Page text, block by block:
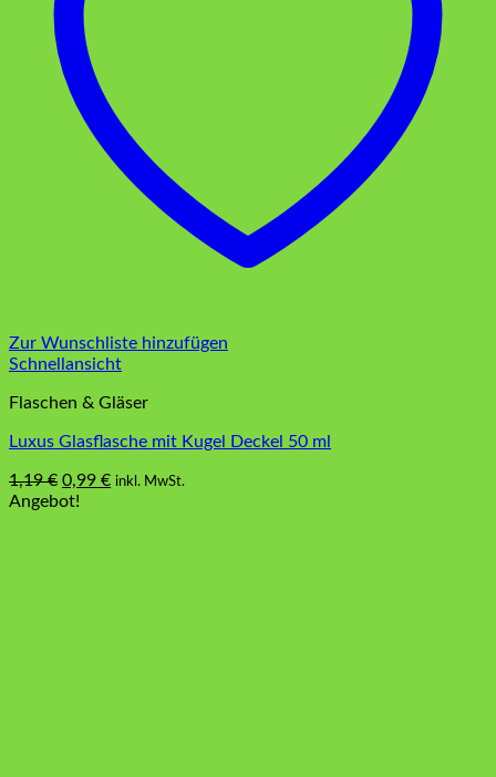
Zur Wunschliste hinzufügen
Schnellansicht
Flaschen & Gläser
Luxus Glasflasche mit Kugel Deckel 50 ml
1,19€ Ursprünglicher
Preis
0,99 €Aktueller
inkl. MwSt.
Angebot!